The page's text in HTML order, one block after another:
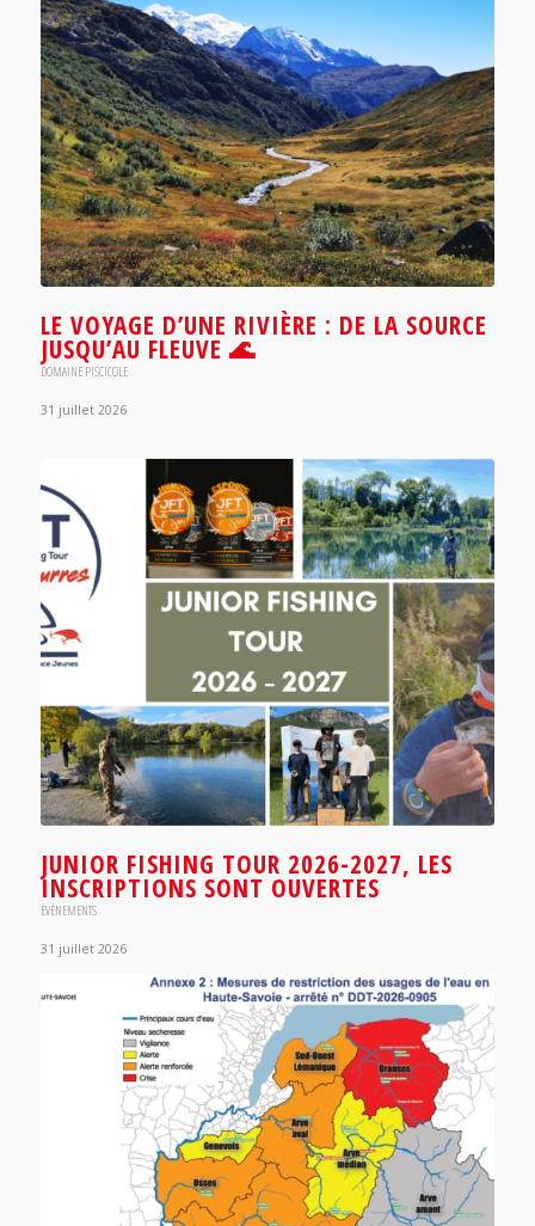
LE VOYAGE D’UNE RIVIÈRE : DE LA SOURCE
JUSQU’AU FLEUVE 🌊
DOMAINE PISCICOLE
31 juillet 2026
JUNIOR FISHING TOUR 2026-2027, LES
INSCRIPTIONS SONT OUVERTES
EVÈNEMENTS
31 juillet 2026